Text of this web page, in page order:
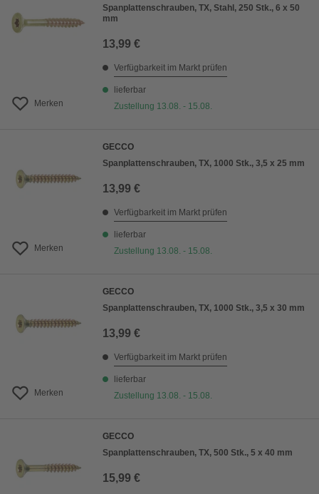
Merken
Spanplattenschrauben, TX, Stahl, 250 Stk., 6 x 50
mm
13,99 €
Verfügbarkeit im Markt prüfen
lieferbar
Zustellung 13.08. - 15.08.
Merken
GECCO
Spanplattenschrauben, TX, 1000 Stk., 3,5 x 25 mm
13,99 €
Verfügbarkeit im Markt prüfen
lieferbar
Zustellung 13.08. - 15.08.
Merken
GECCO
Spanplattenschrauben, TX, 1000 Stk., 3,5 x 30 mm
13,99 €
Verfügbarkeit im Markt prüfen
lieferbar
Zustellung 13.08. - 15.08.
GECCO
Spanplattenschrauben, TX, 500 Stk., 5 x 40 mm
15,99 €